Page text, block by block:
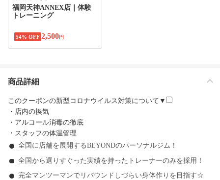
福岡天神ANNEX店｜体験
トレーニング
54% OFF 2,500円
商品詳細
このクーポンの新型コロナウイルス対策について▼
・店内の換気
・アルコール消毒の徹底
・スタッフの体温管理
全国に店舗を展開するBEYONDのパーソナルジム！
全国から選りすぐった実績を持ったトレーナーのみを採用！
完全マンツーマンでリバウンドしづらい身体作りを目指す☆